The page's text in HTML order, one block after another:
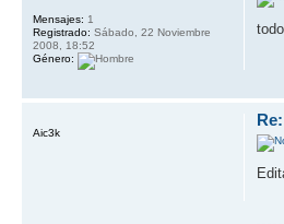
Mensajes: 1
Registrado: Sábado, 22 Noviembre
2008, 18:52
Género:
Aic3k